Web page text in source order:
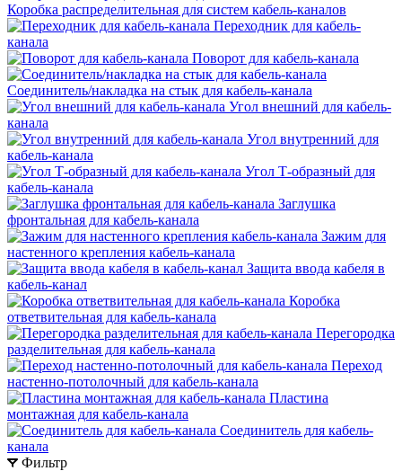
Коробка распределительная для систем кабель-каналов
Переходник для кабель-
канала
Поворот для кабель-канала
Соединитель/накладка на стык для кабель-канала
Угол внешний для кабель-
канала
Угол внутренний для
кабель-канала
Угол Т-образный для
кабель-канала
Заглушка
фронтальная для кабель-канала
Зажим для
настенного крепления кабель-канала
Защита ввода кабеля в
кабель-канал
Коробка
ответвительная для кабель-канала
Перегородка
разделительная для кабель-канала
Переход
настенно-потолочный для кабель-канала
Пластина
монтажная для кабель-канала
Соединитель для кабель-
канала
Фильтр